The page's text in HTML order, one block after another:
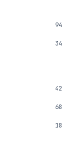
94
34
42
68
18